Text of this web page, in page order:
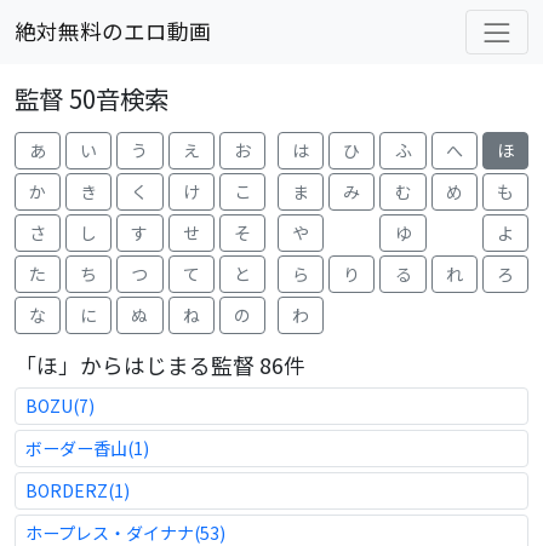
絶対無料のエロ動画
監督 50音検索
あ い う え お は ひ ふ へ
ほ
か
き く け こ ま み む め
も
さ
し す せ そ や ゆ
よ
た
ち つ て と ら り る れ
ろ
な
に ぬ ね の わ
「ほ」からはじまる監督 86件
BOZU(7)
ボーダー香山(1)
BORDERZ(1)
ホープレス・ダイナナ(53)